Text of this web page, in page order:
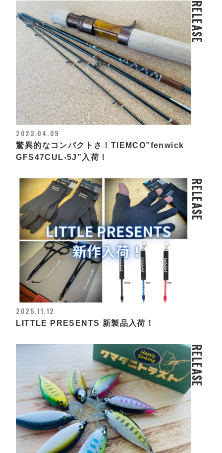
RELEASE
2023.04.09
驚異的なコンパクトさ！TIEMCO”fenwick
GFS47CUL-5J”入荷！
RELEASE
2025.11.12
LITTLE PRESENTS 新製品入荷！
RELEASE